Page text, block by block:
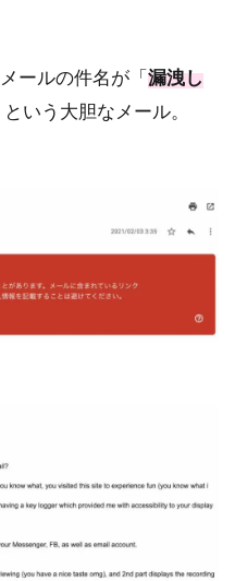
ールの件名が「漏洩し
という大胆なメール。